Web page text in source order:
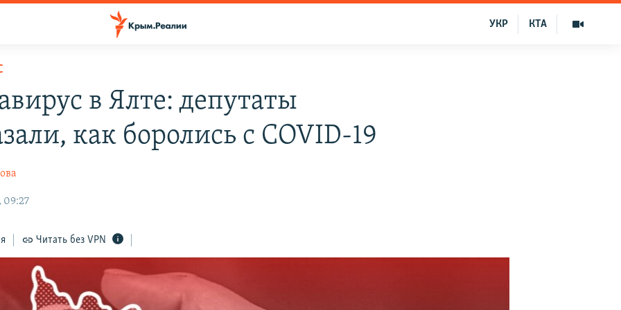
КТА
УКР
в Ялте: депутаты
как боролись с COVID-19
09:27
Читать без VPN